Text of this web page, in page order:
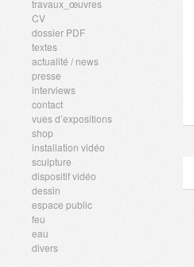
travaux_œuvres
CV
dossier PDF
textes
actualité / news
presse
interviews
contact
vues d’expositions
shop
installation vidéo
sculpture
dispositif vidéo
dessin
espace public
feu
eau
divers